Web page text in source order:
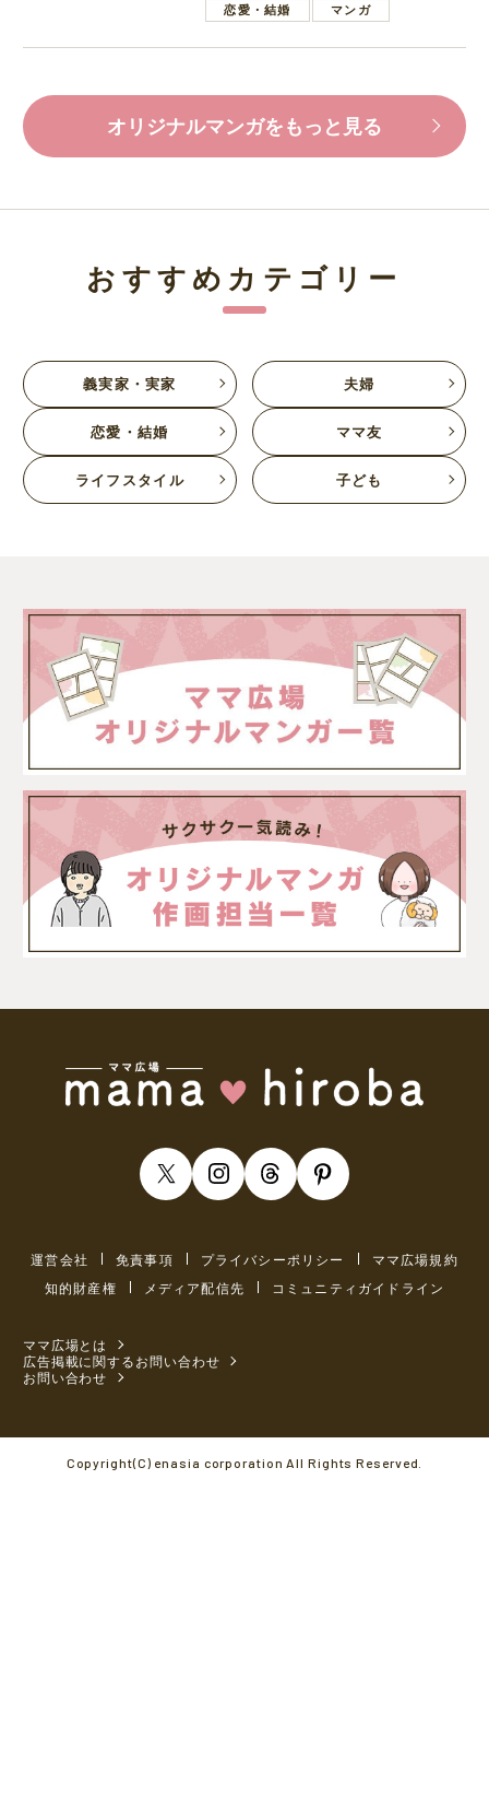
恋愛・結婚
マンガ
オリジナルマンガをもっと見る
おすすめカテゴリー
義実家・実家 夫婦
恋愛・結婚 ママ友
ライフスタイル 子ども
運営会社 免責事項 プライバシーポリシー
ママ広場規約
知的財産権
メディア配信先 コミュニティガイドライン
ママ広場とは
広告掲載に関するお問い合わせ
お問い合わせ
Copyright(C) enasia corporation All Rights Reserved.